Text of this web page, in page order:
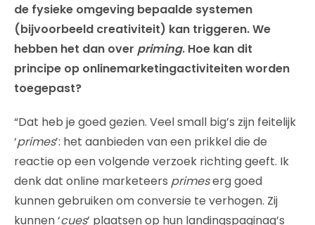
de fysieke omgeving bepaalde systemen
(bijvoorbeeld creativiteit) kan triggeren. We
hebben het dan over priming. Hoe kan dit
principe op onlinemarketingactiviteiten worden
toegepast?
“Dat heb je goed gezien. Veel small big’s zijn feitelijk
‘primes’: het aanbieden van een prikkel die de
reactie op een volgende verzoek richting geeft. Ik
denk dat online marketeers primeserg goed
kunnen gebruiken om conversie te verhogen. Zij
kunnen ‘cues’ plaatsen op hun landingspaginag’s